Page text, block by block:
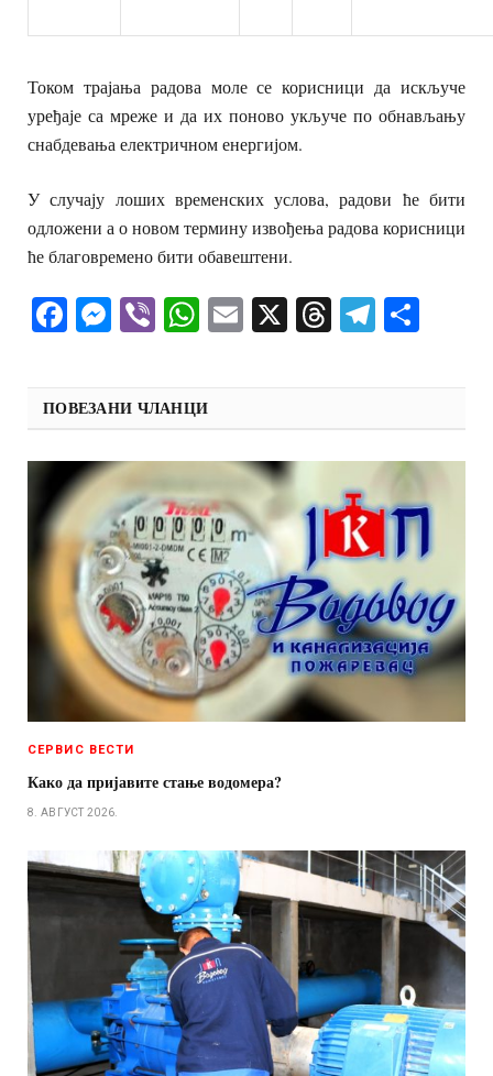
Током трајања радова моле се корисници да искључе
уређаје са мреже и да их поново укључе по обнављању
снабдевања електричном енергијом.
У случају лоших временских услова, радови ће бити
одложени а о новом термину извођења радова корисници
ће благовремено бити обавештени.
Facebook
Messenger
ViberWhatsApp
Email
X Threads
ПОВЕЗАНИ ЧЛАНЦИ
СЕРВИС ВЕСТИ
Како да пријавите стање водомера?
8. АВГУСТ 2026.